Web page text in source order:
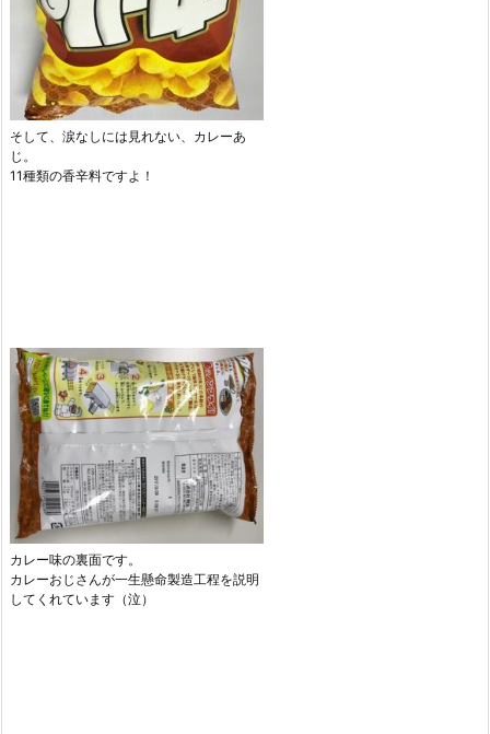
そして、涙なしには見れない、カレーあ
じ。
11種類の香辛料ですよ！
カレー味の裏面です。
カレーおじさんが一生懸命製造工程を説明
してくれています（泣）